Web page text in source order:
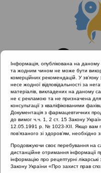
Головна
Матеріали за
12 Хвороби органів
Набряк
Інформація, опублікована на
та жодним чином не може бути
комерційних рекомендацій. У
несе жодної відповідальності за
матеріалів, викладених на даному
не є рекламою та не призначена для
консультації з кваліфікованими
Документація з фармацевтичних
до вимог ч.ч. 1, 2 ст. 15 Закону
12.05.1991 р. № 1023-XII. Якщо вам
пов’язаного зі здоров’ям, необхідно
Продовжуючи своє перебування на
дистанційне отримання інформації
інформацію про рецептурні
Закону України «Про захист прав